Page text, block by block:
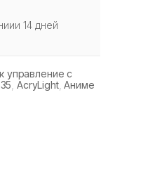
14 дней
управление с
AcryLight,Аниме